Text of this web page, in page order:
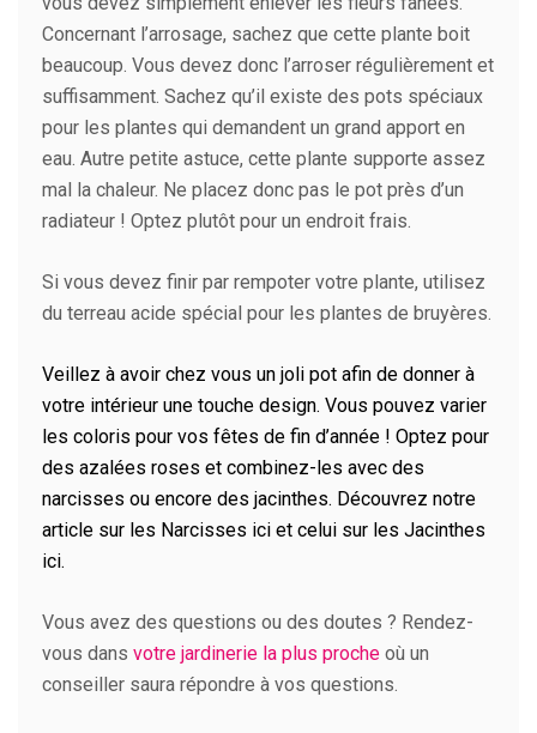
Concernant l’arrosage, sachez que cette plante boit
beaucoup. Vous devez donc l’arroser régulièrement et
suffisamment. Sachez qu’il existe des pots spéciaux
pour les plantes qui demandent un grand apport en
eau. Autre petite astuce, cette plante supporte assez
mal la chaleur. Ne placez donc pas le pot près d’un
radiateur ! Optez plutôt pour un endroit frais.
Si vous devez finir par rempoter votre plante, utilisez
du terreau acide spécial pour les plantes de bruyères.
Veillez à avoir chez vous un joli pot afin de donner à
votre intérieur une touche design. Vous pouvez varier
les coloris pour vos fêtes de fin d’année ! Optez pour
des azalées roses et combinez-les avec des
narcisses ou encore des jacinthes. Découvrez notre
article sur les Narcisses ici et celui sur les Jacinthes
ici.
Vous avez des questions ou des doutes ? Rendez-
vous dans votre jardinerie la plus proche où un
conseiller saura répondre à vos questions.